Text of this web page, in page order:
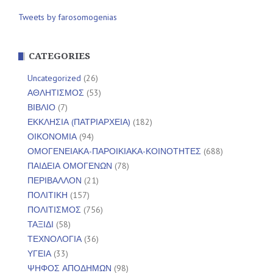
Tweets by farosomogenias
CATEGORIES
Uncategorized (26)
ΑΘΛΗΤΙΣΜΟΣ (53)
ΒΙΒΛΙΟ (7)
ΕΚΚΛΗΣΙΑ (ΠΑΤΡΙΑΡΧΕΙΑ) (182)
ΟΙΚΟΝΟΜΙΑ(94)
ΟΜΟΓΕΝΕΙΑΚΑ-ΠΑΡΟΙΚΙΑΚΑ-ΚΟΙΝΟΤΗΤΕΣ (688)
ΠΑΙΔΕΙΑ ΟΜΟΓΕΝΩΝ (78)
ΠΕΡΙΒΑΛΛΟΝ (21)
ΠΟΛΙΤΙΚΗ (157)
ΠΟΛΙΤΙΣΜΟΣ (756)
ΤΑΞΙΔΙ (58)
ΤΕΧΝΟΛΟΓΙΑ(36)
ΥΓΕΙΑ(33)
ΨΗΦΟΣ ΑΠΟΔΗΜΩΝ (98)